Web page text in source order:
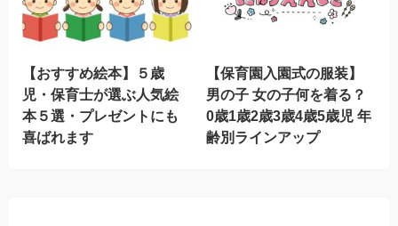
【おすすめ絵本】５歳
児・保育士が選ぶ人気絵
本５選・プレゼントにも
喜ばれます
【保育園入園式の服装】
男の子 女の子何を着る？
0歳1歳2歳3歳4歳5歳児 年
齢別ラインアップ